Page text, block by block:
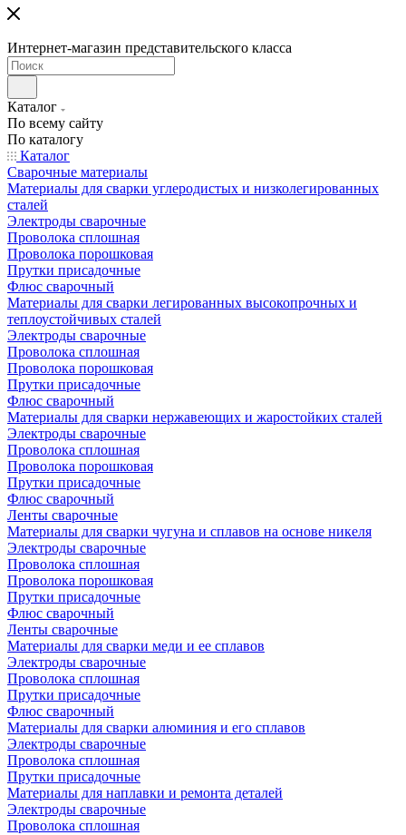
Интернет-магазин представительского класса
Каталог
По всему сайту
По каталогу
Каталог
Сварочные материалы
Материалы для сварки углеродистых и низколегированных
сталей
Электроды сварочные
Проволока сплошная
Проволока порошковая
Прутки присадочные
Флюс сварочный
Материалы для сварки легированных высокопрочных и
теплоустойчивых сталей
Электроды сварочные
Проволока сплошная
Проволока порошковая
Прутки присадочные
Флюс сварочный
Материалы для сварки нержавеющих и жаростойких сталей
Электроды сварочные
Проволока сплошная
Проволока порошковая
Прутки присадочные
Флюс сварочный
Ленты сварочные
Материалы для сварки чугуна и сплавов на основе никеля
Электроды сварочные
Проволока сплошная
Проволока порошковая
Прутки присадочные
Флюс сварочный
Ленты сварочные
Материалы для сварки меди и ее сплавов
Электроды сварочные
Проволока сплошная
Прутки присадочные
Флюс сварочный
Материалы для сварки алюминия и его сплавов
Электроды сварочные
Проволока сплошная
Прутки присадочные
Материалы для наплавки и ремонта деталей
Электроды сварочные
Проволока сплошная